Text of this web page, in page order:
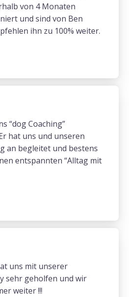
von 4 Monaten
und sind von Ben
ihn zu 100% weiter.
“dog Coaching”
hat uns und unseren
an begleitet und bestens
entspannten “Alltag mit
uns mit unserer
sehr geholfen und wir
weiter !!!